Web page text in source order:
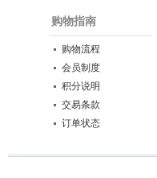
购物指南
购物流程
会员制度
积分说明
交易条款
订单状态